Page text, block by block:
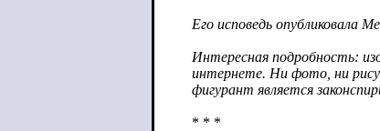
Его исповедь опубликовала
Интересная подробность:
интернете. Ни фото, ни
фигурант является
* * *